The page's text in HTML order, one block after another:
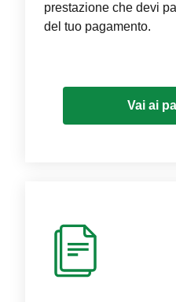
prestazione che devi
del tuo pagamento.
Vai ai